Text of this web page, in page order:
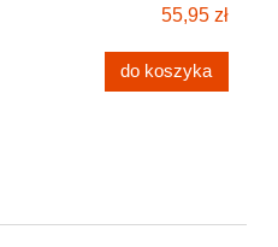
55,95 zł
do koszyka